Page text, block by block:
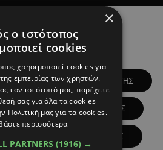
Alpha Podcasts
ΒΟΥΛΕΥΤΗΣ
ΒΟΥΛΕΥΤΙΚΕΣ ΕΚΛΟΓΕΣ
ΝΟΜΙΚΟΣ
×
ο ιστότοπος
cookies
χρησιμοποιεί cookies για
εμπειρίας των χρηστών.
τον ιστότοπό μας, παρέχετε
σας για όλα τα cookies
Πολιτική μας για τα cookies.
περισσότερα
PARTNERS (1916) →